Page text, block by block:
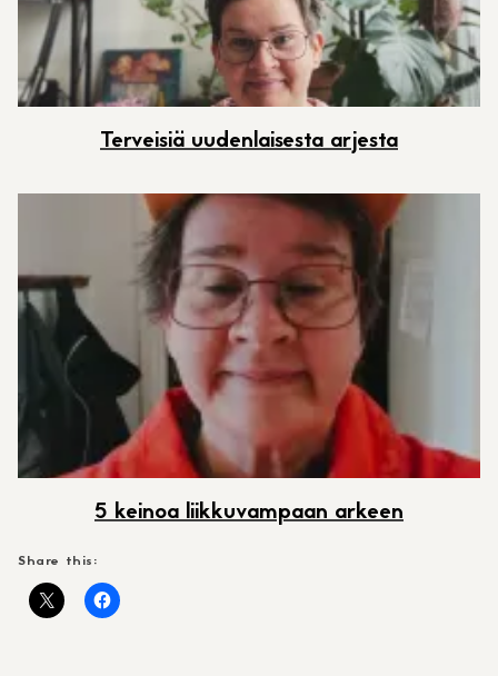
Terveisiä uudenlaisesta arjesta
5 keinoa liikkuvampaan arkeen
Share this: